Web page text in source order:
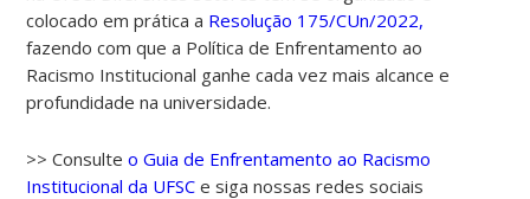
colocado em prática a Resolução 175/CUn/2022,
fazendo com que a Política de Enfrentamento ao
Racismo Institucional ganhe cada vez mais alcance e
profundidade na universidade.
>> Consulteo Guia de Enfrentamento ao Racismo
Institucional da UFSC e siga nossas redes sociais